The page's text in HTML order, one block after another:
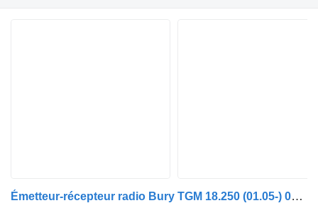
Émetteur-récepteur radio Bury TGM 18.250 (01.05-) 08991382010 pour tracteur routier MAN TGL, TGM, TGS, TGX (2005-2021)